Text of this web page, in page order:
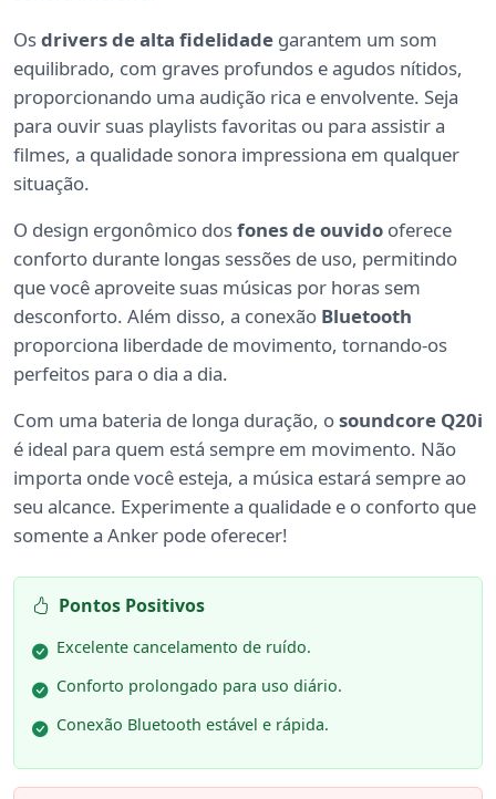
Osdrivers de alta fidelidade garantem um som
equilibrado, com graves profundos e agudos nítidos,
proporcionando uma audição rica e envolvente. Seja
para ouvir suas playlists favoritas ou para assistir a
filmes, a qualidade sonora impressiona em qualquer
situação.
O design ergonômico dosfones de ouvido oferece
conforto durante longas sessões de uso, permitindo
que você aproveite suas músicas por horas sem
desconforto. Além disso, a conexão Bluetooth
proporciona liberdade de movimento, tornando-os
perfeitos para o dia a dia.
Com uma bateria de longa duração, osoundcore Q20i
é ideal para quem está sempre em movimento. Não
importa onde você esteja, a música estará sempre ao
seu alcance. Experimente a qualidade e o conforto que
somente a Anker pode oferecer!
Pontos Positivos
Excelente cancelamento de ruído.
Conforto prolongado para uso diário.
Conexão Bluetooth estável e rápida.